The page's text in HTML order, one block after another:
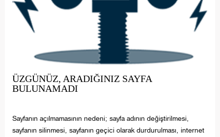
ÜZGÜNÜZ, ARADIĞINIZ SAYFA
BULUNAMADI
Sayfanın açılmamasının nedeni; sayfa adının değiştirilmesi,
sayfanın silinmesi, sayfanın geçici olarak durdurulması, internet